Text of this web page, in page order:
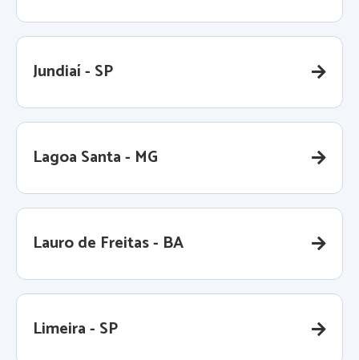
Jundiaí - SP
Lagoa Santa - MG
Lauro de Freitas - BA
Limeira - SP